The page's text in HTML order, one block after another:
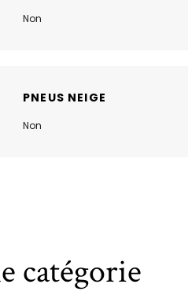
Non
PNEUS NEIGE
Non
catégorie